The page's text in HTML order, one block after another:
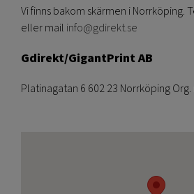
Vi finns bakom skärmen i Norrköping.
eller mail info@gdirekt.se
Gdirekt/GigantPrint AB
Platinagatan 6 602 23 Norrköping